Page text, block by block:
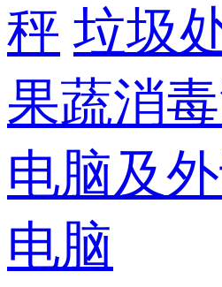
秤 垃圾
果蔬消
电脑及
电脑